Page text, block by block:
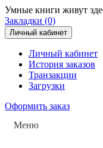
Умные книги живут
Закладки (0)
Личный кабинет
Личный кабинет
История заказов
Транзакции
Загрузки
Оформить заказ
Меню